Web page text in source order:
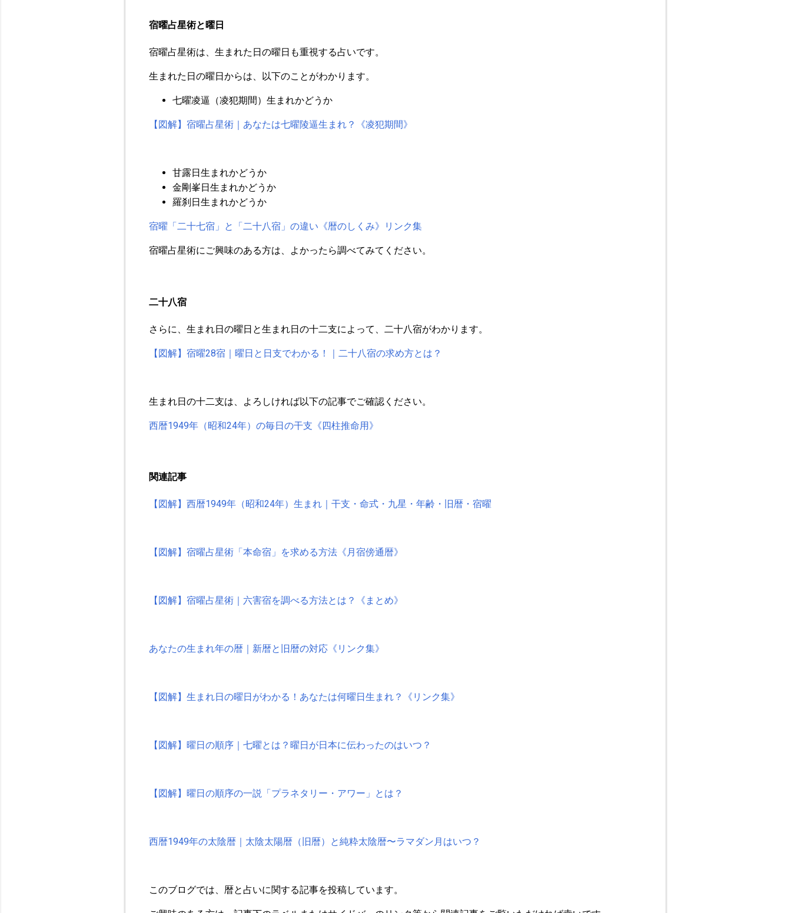
宿曜占星術と曜日
宿曜占星術は、生まれた日の曜日も重視する占いです。
生まれた日の曜日からは、以下のことがわかります。
七曜凌逼（凌犯期間）生まれかどうか
【図解】宿曜占星術｜あなたは七曜陵逼生まれ？《凌犯期間》
甘露日生まれかどうか
金剛峯日生まれかどうか
羅刹日生まれかどうか
宿曜「二十七宿」と「二十八宿」の違い《暦のしくみ》リンク集
宿曜占星術にご興味のある方は、よかったら調べてみてください。
二十八宿
さらに、生まれ日の曜日と生まれ日の十二支によって、二十八宿がわかります。
【図解】宿曜28宿｜曜日と日支でわかる！｜二十八宿の求め方とは？
生まれ日の十二支は、よろしければ以下の記事でご確認ください。
西暦1949年（昭和24年）の毎日の干支《四柱推命用》
関連記事
【図解】西暦1949年（昭和24年）生まれ｜干支・命式・九星・年齢・旧暦・宿曜
【図解】宿曜占星術「本命宿」を求める方法《月宿傍通暦》
【図解】宿曜占星術｜六害宿を調べる方法とは？《まとめ》
あなたの生まれ年の暦｜新暦と旧暦の対応《リンク集》
【図解】生まれ日の曜日がわかる！あなたは何曜日生まれ？《リンク集》
【図解】曜日の順序｜七曜とは？曜日が日本に伝わったのはいつ？
【図解】曜日の順序の一説「プラネタリー・アワー」とは？
西暦1949年の太陰暦｜太陰太陽暦（旧暦）と純粋太陰暦〜ラマダン月はいつ？
このブログでは、暦と占いに関する記事を投稿しています。